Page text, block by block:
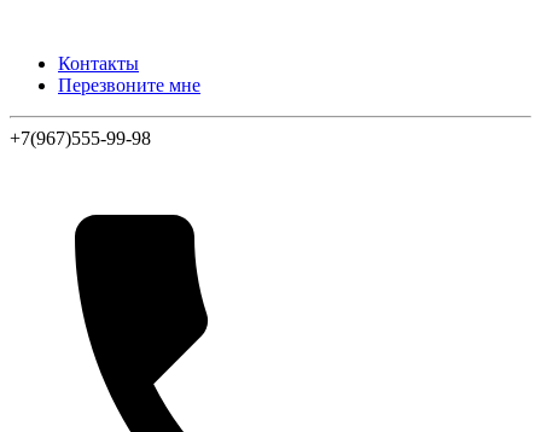
Контакты
Перезвоните мне
+7(967)555-99-98